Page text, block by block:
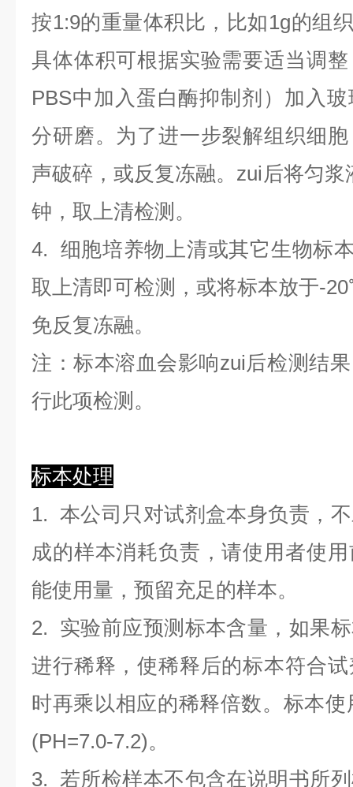
按1:9的重量体积比，比如1g的组
具体体积可根据实验需要适当调
PBS中加入蛋白酶抑制剂）加入
分研磨。为了进一步裂解组织细
声破碎，或反复冻融。zui后将匀浆
钟，取上清检测。
4. 细胞培养物上清或其它生物标
取上清即可检测，或将标本放于-
免反复冻融。
注：标本溶血会影响zui后检测结
行此项检测。
标本处理
1. 本公司只对试剂盒本身负责，
成的样本消耗负责，请使用者使
能使用量，预留充足的样本。
2. 实验前应预测标本含量，如果
进行稀释，使稀释后的标本符合
时再乘以相应的稀释倍数。标本
(PH=7.0-7.2)。
3. 若所检样本不包含在说明书所